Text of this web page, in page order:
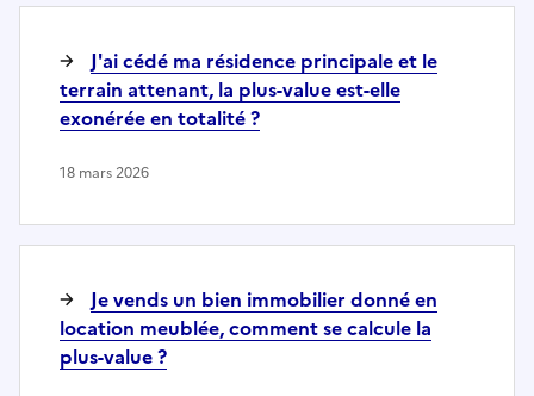
J'ai cédé ma résidence principale et le
terrain attenant, la plus-value est-elle
exonérée en totalité ?
18 mars 2026
Je vends un bien immobilier donné en
location meublée, comment se calcule la
plus-value ?